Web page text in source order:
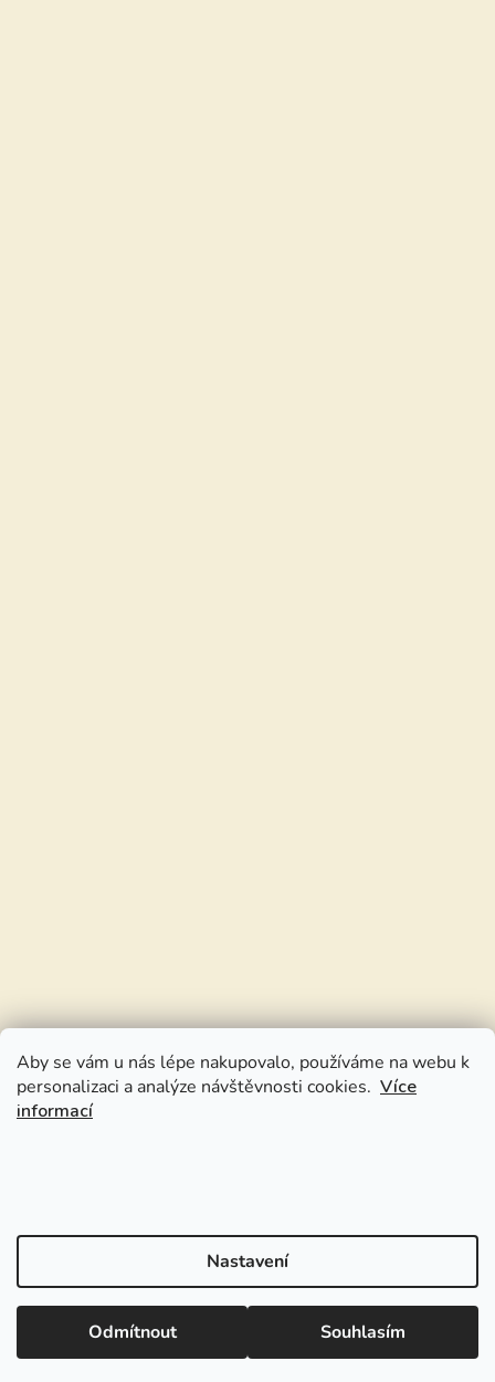
Aby se vám u nás lépe nakupovalo, používáme na webu k
personalizaci a analýze návštěvnosti cookies. Více
informací
Nastavení
Odmítnout Souhlasím